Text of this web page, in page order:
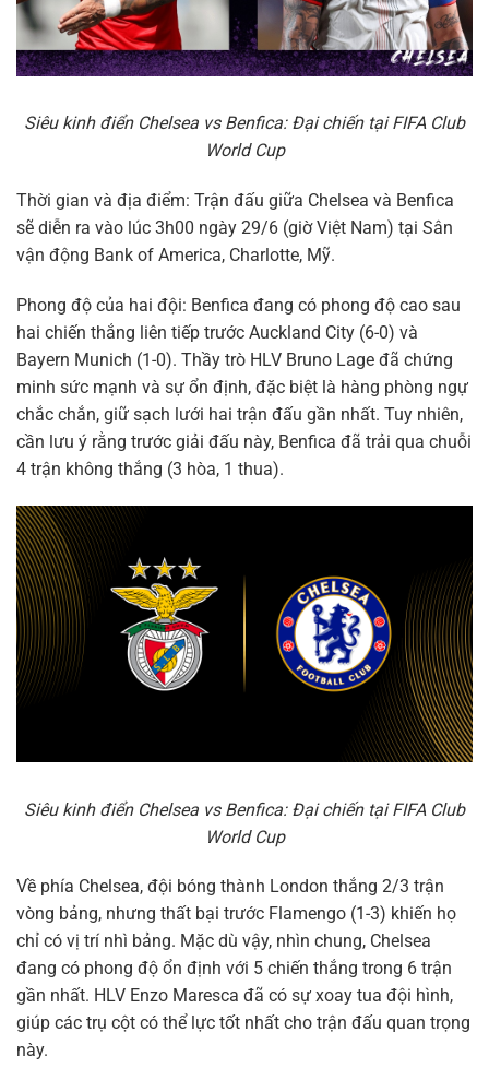
Siêu kinh điển Chelsea vs Benfica: Đại chiến tại FIFA Club
World Cup
Thời gian và địa điểm: Trận đấu giữa Chelsea và Benfica
sẽ diễn ra vào lúc 3h00 ngày 29/6 (giờ Việt Nam) tại Sân
vận động Bank of America, Charlotte, Mỹ.
Phong độ của hai đội: Benfica đang có phong độ cao sau
hai chiến thắng liên tiếp trước Auckland City (6-0) và
Bayern Munich (1-0). Thầy trò HLV Bruno Lage đã chứng
minh sức mạnh và sự ổn định, đặc biệt là hàng phòng ngự
chắc chắn, giữ sạch lưới hai trận đấu gần nhất. Tuy nhiên,
cần lưu ý rằng trước giải đấu này, Benfica đã trải qua chuỗi
4 trận không thắng (3 hòa, 1 thua).
Siêu kinh điển Chelsea vs Benfica: Đại chiến tại FIFA Club
World Cup
Về phía Chelsea, đội bóng thành London thắng 2/3 trận
vòng bảng, nhưng thất bại trước Flamengo (1-3) khiến họ
chỉ có vị trí nhì bảng. Mặc dù vậy, nhìn chung, Chelsea
đang có phong độ ổn định với 5 chiến thắng trong 6 trận
gần nhất. HLV Enzo Maresca đã có sự xoay tua đội hình,
giúp các trụ cột có thể lực tốt nhất cho trận đấu quan trọng
này.